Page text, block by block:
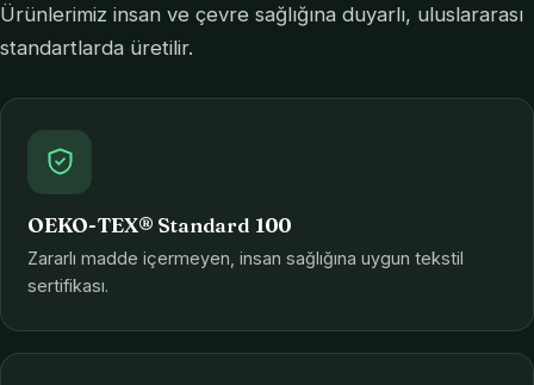
Ürünlerimiz insan ve çevre sağlığına duyarlı, uluslararası
standartlarda üretilir.
OEKO-TEX® Standard 100
Zararlı madde içermeyen, insan sağlığına uygun tekstil
sertifikası.